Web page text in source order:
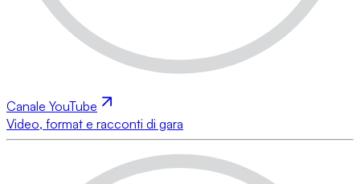
Canale YouTube
Video, format e racconti di gara